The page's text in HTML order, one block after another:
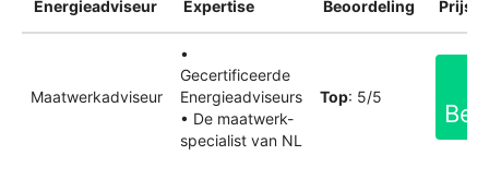
Energieadviseur Expertise Beoordeling
Maatwerkadviseur
•
Gecertificeerde
Energieadviseurs
• De maatwerk-
specialist van NL
Top: 5/5